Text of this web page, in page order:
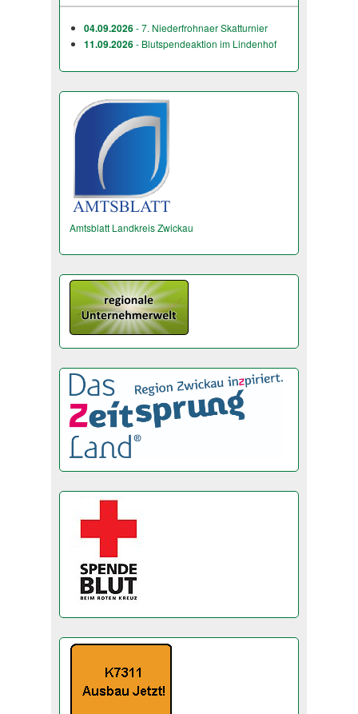
04.09.2026- 7. Niederfrohnaer Skatturnier
11.09.2026- Blutspendeaktion im Lindenhof
Amtsblatt Landkreis Zwickau